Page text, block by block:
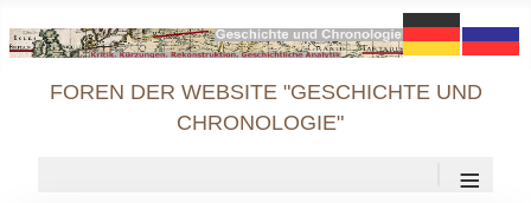
FOREN DER WEBSITE "GESCHICHTE UND
CHRONOLOGIE"
≡